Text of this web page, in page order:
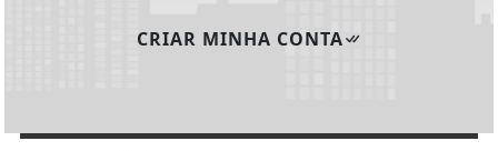
CRIAR MINHA CONTA